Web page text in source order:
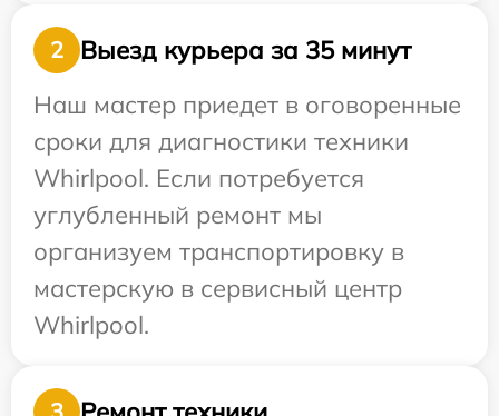
2
Выезд курьера за 35 минут
Наш мастер приедет в оговоренные
сроки для диагностики техники
Whirlpool. Если потребуется
углубленный ремонт мы
организуем транспортировку в
мастерскую в сервисный центр
Whirlpool.